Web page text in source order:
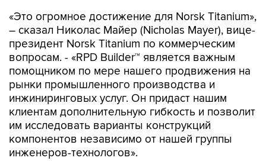
«Это огромное достижение для Norsk Titanium»,
– сказал Николас Майер (Nicholas Mayer), вице-
президент Norsk Titanium по коммерческим
вопросам. - «RPD Builder™ является важным
помощником по мере нашего продвижения на
рынки промышленного производства и
инжиниринговых услуг. Он придаст нашим
клиентам дополнительную гибкость и позволит
им исследовать варианты конструкций
компонентов независимо от нашей группы
инженеров-технологов».